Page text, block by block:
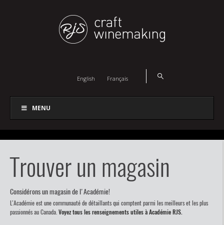
English Français
MENU
Trouver un magasin
Considérons un magasin de l'Académie!
L’Académie est une communauté de détaillants qui comptent parmi les meilleurs et les plus
passionnés au Canada. Voyez tous les renseignements utiles à Académie RJS.